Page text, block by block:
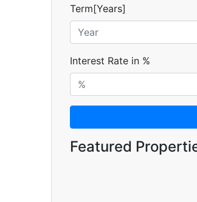
Term[Years]
Interest Rate in %
Featured